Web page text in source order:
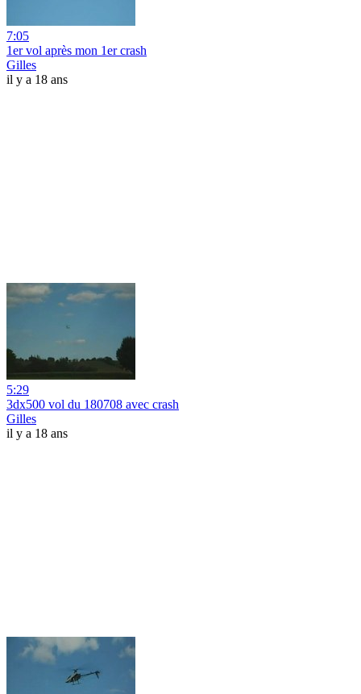
7:05
1er vol après mon 1er crash
Gilles
il y a 18 ans
5:29
3dx500 vol du 180708 avec crash
Gilles
il y a 18 ans